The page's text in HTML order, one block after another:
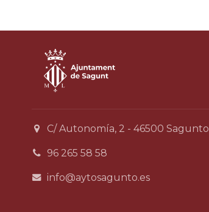
C/ Autonomía, 2 - 46500 Sagunto
96 265 58 58
info@aytosagunto.es